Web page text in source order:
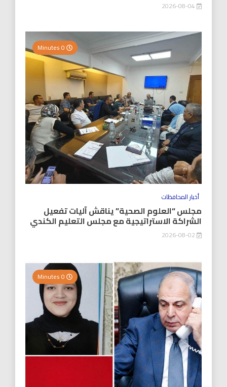
أخبار المحافظات
مجلس “العلوم الصحية” يناقش آليات تفعيل
الشراكة الاستراتيجية مع مجلس التعليم الكندي